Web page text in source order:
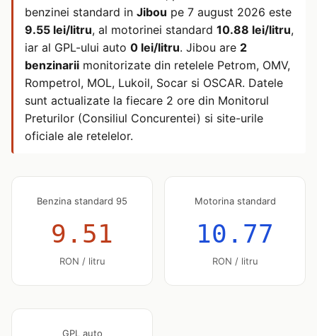
benzinei standard in Jibou pe 7 august 2026 este
9.55 lei/litru, al motorinei standard 10.88 lei/litru,
iar al GPL-ului auto 0 lei/litru. Jibou are 2
benzinarii monitorizate din retelele Petrom, OMV,
Rompetrol, MOL, Lukoil, Socar si OSCAR. Datele
sunt actualizate la fiecare 2 ore din Monitorul
Preturilor (Consiliul Concurentei) si site-urile
oficiale ale retelelor.
Benzina standard 95
9.51
RON / litru
Motorina standard
10.77
RON / litru
GPL auto